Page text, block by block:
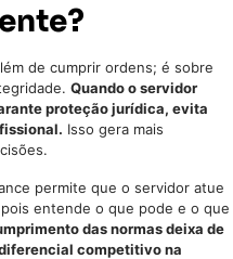
de cumprir ordens; é sobre
Quando o servidor
proteção jurídica, evita
Isso gera mais
permite que o servidor atue
entende o que pode e o que
das normas deixa de
competitivo na